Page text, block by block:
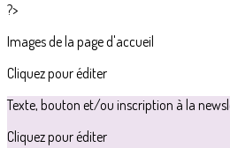
?>
Images de la page d'accueil
Cliquez pour éditer
Texte, bouton et/ou inscription à la
Cliquez pour éditer